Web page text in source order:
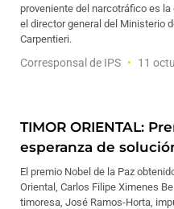
proveniente del narcotráfico es
el director general del Ministerio
Carpentieri.
Corresponsal de IPS 11
TIMOR ORIENTAL:
esperanza de
El premio Nobel de la Paz
Oriental, Carlos Filipe Ximenes
timoresa, José Ramos-Horta,